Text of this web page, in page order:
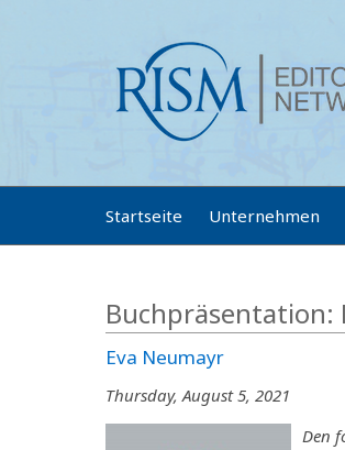
Startseite Unternehmen
Buchpräsentation:
Eva Neumayr
Thursday, August 5, 2021
Den